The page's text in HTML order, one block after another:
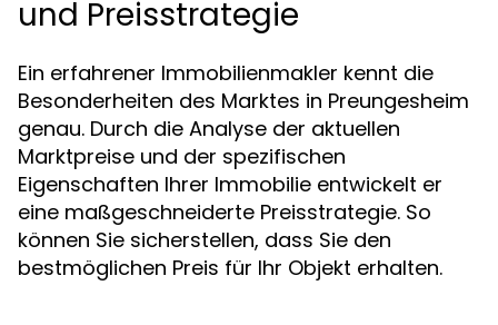
und Preisstrategie
Ein erfahrener Immobilienmakler kennt die
Besonderheiten des Marktes in Preungesheim
genau. Durch die Analyse der aktuellen
Marktpreise und der spezifischen
Eigenschaften Ihrer Immobilie entwickelt er
eine maßgeschneiderte Preisstrategie. So
können Sie sicherstellen, dass Sie den
bestmöglichen Preis für Ihr Objekt erhalten.